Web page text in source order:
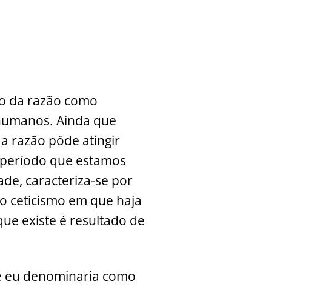
da razão como
Ainda que
razão pôde atingir
que estamos
caracteriza-se por
ceticismo em que haja
existe é resultado de
eu denominaria como